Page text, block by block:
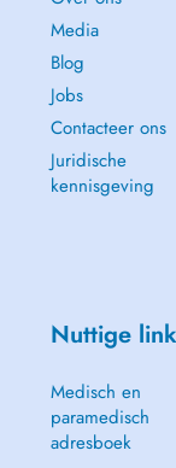
Media
Blog
Jobs
Contacteer ons
Juridische
kennisgeving
Nuttige
Medisch en
paramedisch
adresboek